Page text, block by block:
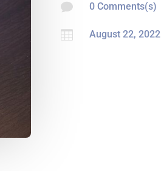
 0 Comments(s)
 August 22, 2022